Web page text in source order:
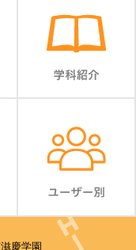
慶学園